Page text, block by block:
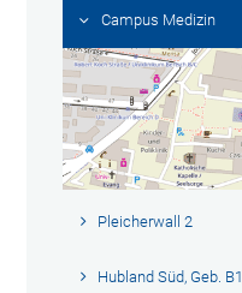
Campus Medizin
Pleicherwall 2
Hubland Süd, Geb. B1